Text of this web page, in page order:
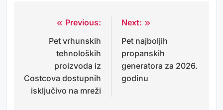
Navigacija
objava
Previous:
Pet vrhunskih
tehnoloških
proizvoda iz
Costcova dostupnih
isključivo na mreži
Next:
Pet najboljih
propanskih
generatora za 2026.
godinu